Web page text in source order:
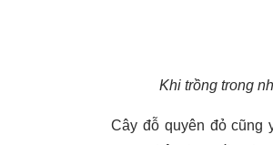
Khi trồng trong
Cây đỗ quyên đỏ cũng